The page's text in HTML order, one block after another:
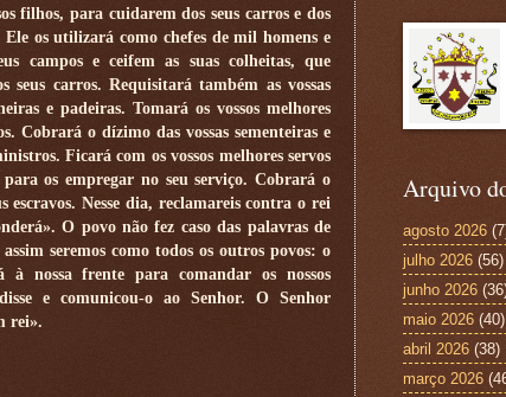
filhos, para cuidarem dos seus carros e dos
os utilizará como chefes de mil homens e
campos e ceifem as suas colheitas, que
seus carros. Requisitará também as vossas
e padeiras. Tomará os vossos melhores
Cobrará o dízimo das vossas sementeiras e
Ficará com os vossos melhores servos
os empregar no seu serviço. Cobrará o
escravos. Nesse dia, reclamareis contra o rei
O povo não fez caso das palavras de
seremos como todos os outros povos: o
à nossa frente para comandar os nossos
e comunicou-o ao Senhor. O Senhor
rei».
Arquivo
agosto 2026
julho 2026 (56)
junho 2026
maio 2026 (40)
abril 2026 (38)
março 2026